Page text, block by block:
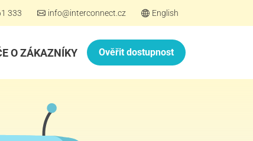
333 info@interconnect.cz English
O ZÁKAZNÍKY Ověřit dostupnost